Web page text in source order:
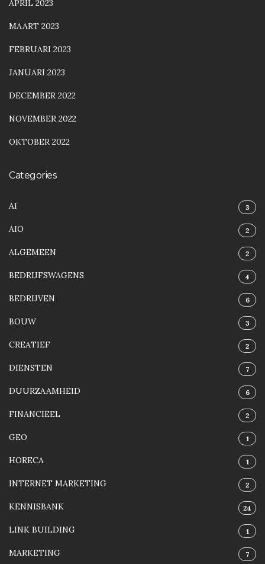
APRIL 2023
MAART 2023
FEBRUARI 2023
JANUARI 2023
DECEMBER 2022
NOVEMBER 2022
OKTOBER 2022
Categories
AI 3
AIO 2
ALGEMEEN 2
BEDRIJFSWAGENS 4
BEDRIJVEN 6
BOUW 3
CREATIEF 2
DIENSTEN 7
DUURZAAMHEID 6
FINANCIEEL 2
GEO 1
HORECA 1
INTERNET MARKETING 2
KENNISBANK 24
LINK BUILDING 1
MARKETING 7